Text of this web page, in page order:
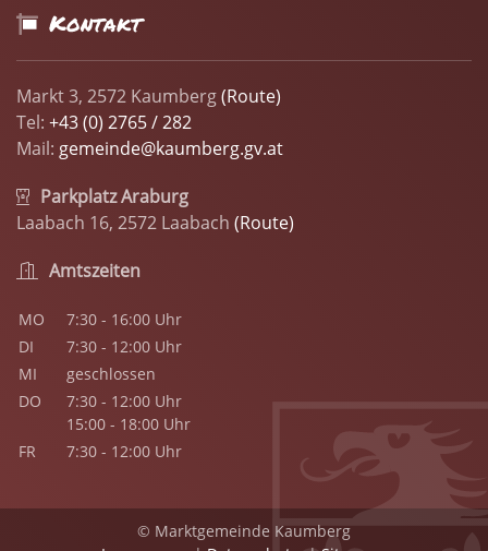
Kontakt
Markt 3, 2572 Kaumberg(Route)
Tel: +43 (0) 2765 / 282
Mail: gemeinde@kaumberg.gv.at
Parkplatz Araburg
Laabach 16, 2572 Laabach (Route)
Amtszeiten
MO
7:30 - 16:00 Uhr
DI
7:30 - 12:00 Uhr
MI
geschlossen
DO
7:30 - 12:00 Uhr
15:00 - 18:00 Uhr
FR
7:30 - 12:00 Uhr
© Marktgemeinde Kaumberg